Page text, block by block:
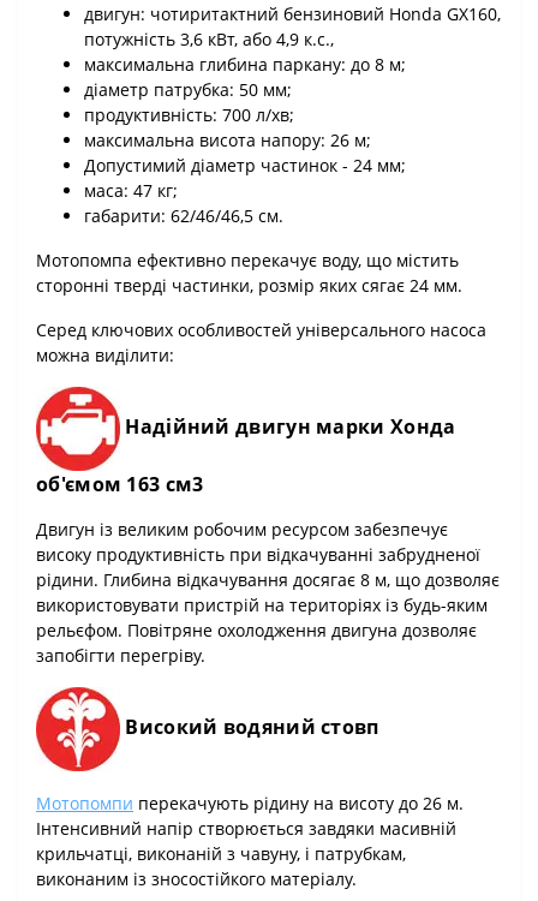
двигун: чотиритактний бензиновий Honda GX160,
потужність 3,6 кВт, або 4,9 к.с.,
максимальна глибина паркану: до 8 м;
діаметр патрубка: 50 мм;
продуктивність: 700 л/хв;
максимальна висота напору: 26 м;
Допустимий діаметр частинок - 24 мм;
маса: 47 кг;
габарити: 62/46/46,5 см.
Мотопомпа ефективно перекачує воду, що містить
сторонні тверді частинки, розмір яких сягає 24 мм.
Серед ключових особливостей універсального насоса
можна виділити:
Надійний двигун марки Хонда
об'ємом 163 см3
Двигун із великим робочим ресурсом забезпечує
високу продуктивність при відкачуванні забрудненої
рідини. Глибина відкачування досягає 8 м, що дозволяє
використовувати пристрій на територіях із будь-яким
рельєфом. Повітряне охолодження двигуна дозволяє
запобігти перегріву.
Високий водяний стовп
Мотопомпи перекачують рідину на висоту до 26 м.
Інтенсивний напір створюється завдяки масивній
крильчатці, виконаній з чавуну, і патрубкам,
виконаним із зносостійкого матеріалу.